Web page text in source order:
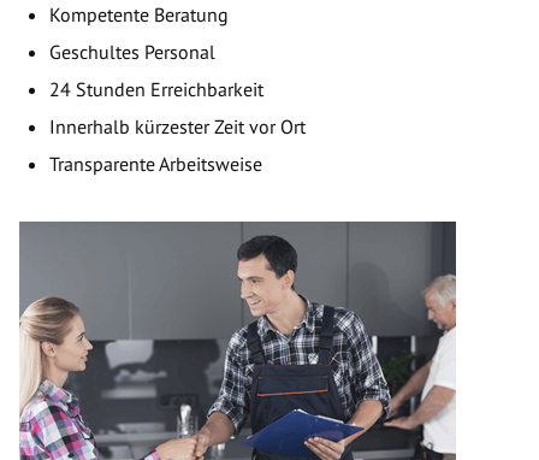
Kompetente Beratung
Geschultes Personal
24 Stunden Erreichbarkeit
Innerhalb kürzester Zeit vor Ort
Transparente Arbeitsweise